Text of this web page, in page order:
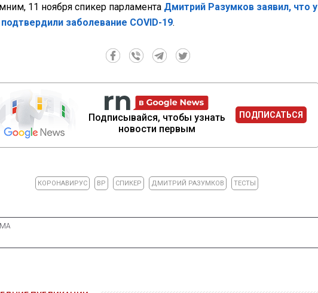
11 ноября спикер парламента Дмитрий Разумков заявил, что у
заболевание COVID-19.
Подписывайся, чтобы узнать
новости первым
ПОДПИСАТЬСЯ
КОРОНАВИРУС ВР СПИКЕР ДМИТРИЙ РАЗУМКОВ ТЕСТЫ